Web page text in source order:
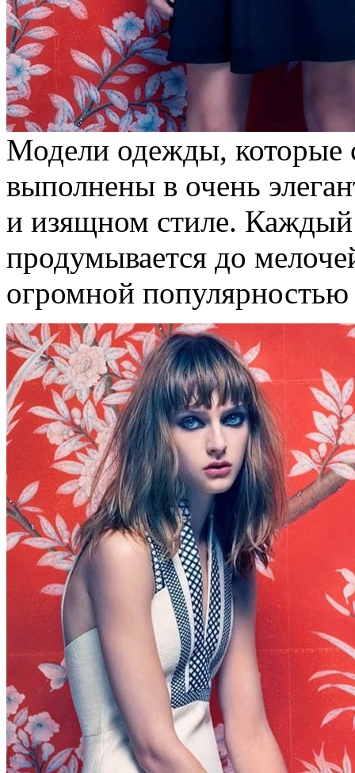
Модели одежды, которые
выполнены в очень
и изящном стиле.
продумывается до
огромной